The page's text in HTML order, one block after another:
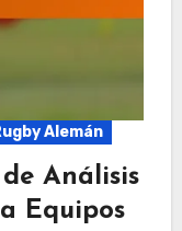
Alemán
Análisis
Equipos